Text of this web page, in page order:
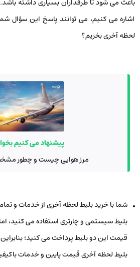
اشاره می‌ کنیم، می‌ توانند پاسخ این سؤال
لحظه آخری بخریم؟
پیشنهاد می کنیم
مرز هوایی چیست و چطور
شما با خرید بلیط لحظه آخری از خدمات و
بلیط سیستمی و چارتری استفاده می‌ کنید،
قیمت این دو بلیط پرداخت می‌ کنید؛
بلیط لحظه آخری قیمت پایین و خدمات